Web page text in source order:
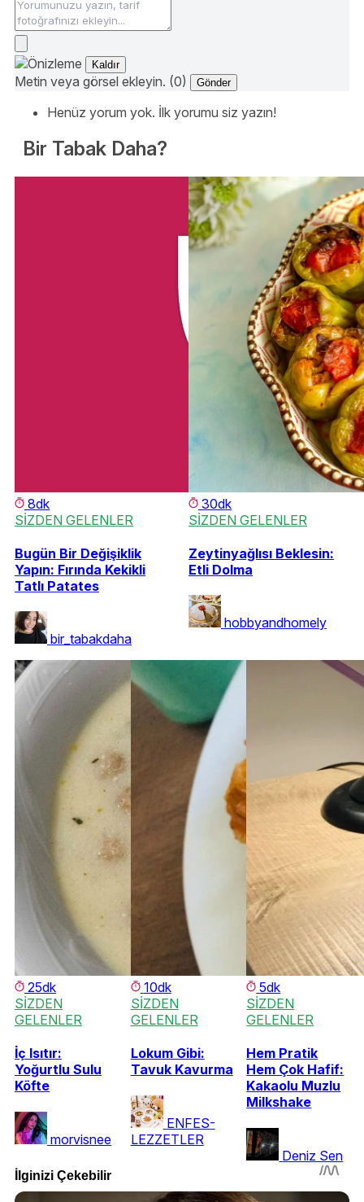
Kaldır
Metin veya görsel ekleyin. (0) Gönder
Henüz yorum yok. İlk yorumu siz yazın!
Bir Tabak Daha?
8dk
SİZDEN GELENLER
Bugün Bir Değişiklik
Yapın: Fırında Kekikli
Tatlı Patates
bir_tabakdaha
30dk
SİZDEN GELENLER
Zeytinyağlısı Beklesin:
Etli Dolma
hobbyandhomely
25dk
SİZDEN
GELENLER
İç Isıtır:
Yoğurtlu Sulu
Köfte
morvisnee
10dk
SİZDEN
GELENLER
Lokum Gibi:
Tavuk Kavurma
ENFES-
LEZZETLER
5dk
SİZDEN
GELENLER
Hem Pratik
Hem Çok Hafif:
Kakaolu Muzlu
Milkshake
Deniz Sen